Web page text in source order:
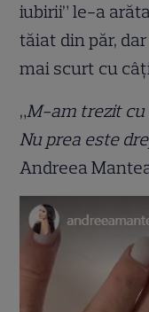
iubirii” le-a
tăiat din păr,
mai scurt cu
„M-am trezit cu
Nu prea este
Andreea